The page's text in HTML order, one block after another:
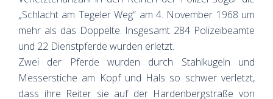
„Schlacht am Tegeler Weg“ am 4. November 1968 um
mehr als das Doppelte. Insgesamt 284 Polizeibeamte
und 22 Dienstpferde wurden erletzt.
Zwei der Pferde wurden durch Stahlkugeln und
Messerstiche am Kopf und Hals so schwer verletzt,
dass ihre Reiter sie auf der Hardenbergstraße von